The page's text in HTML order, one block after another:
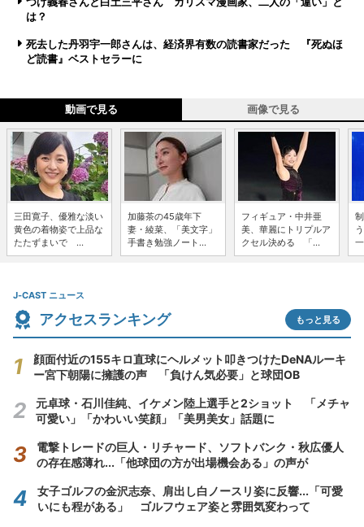
は？
死去した丹羽宇一郎さんは、経済界有数の読書家だった 『死ぬほ
ど読書』ベストセラーに
動画で見る 画像で見る
三田寛子、優雅な淡い
黄色の着物姿で上品な
たたずまいで ...
加藤茶の45歳年下
妻・綾菜、「美文字」
手書き勉強ノート...
フィギュア・中井亜
美、華麗にトリプルア
クセル決める 「...
J-CAST ニュース
アクセスランキング もっと見る
顔面付近の155キロ直球にヘルメット叩きつけたDeNAルーキ
ー宮下朝陽に擁護の声 「負けん気必要」と球団OB
元卓球・石川佳純、イケメン陸上選手と2ショット 「メチャ
可愛い」「かわいい笑顔」「美男美女」話題に
電撃トレードの巨人・リチャード、ソフトバンク・秋広優人
の存在感薄れ...「他球団の方が出場機会ある」の声が
女子ゴルフの金沢志奈、肩出し白ノースリ姿に反響...「可愛
いにも程がある」 ゴルフウェア姿と雰囲気変わって